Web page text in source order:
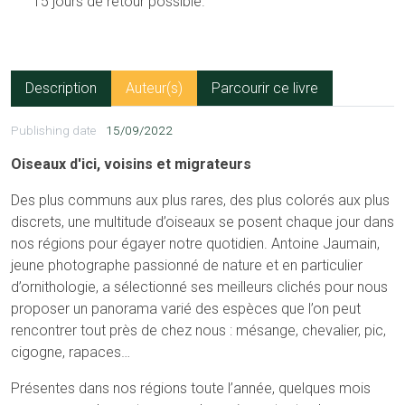
Description Auteur(s) Parcourir ce livre
Publishing date 15/09/2022
Oiseaux d'ici, voisins et migrateurs
Des plus communs aux plus rares, des plus colorés aux plus
discrets, une multitude d’oiseaux se posent chaque jour dans
nos régions pour égayer notre quotidien. Antoine Jaumain,
jeune photographe passionné de nature et en particulier
d’ornithologie, a sélectionné ses meilleurs clichés pour nous
proposer un panorama varié des espèces que l’on peut
rencontrer tout près de chez nous : mésange, chevalier, pic,
cigogne, rapaces…
Présentes dans nos régions toute l’année, quelques mois